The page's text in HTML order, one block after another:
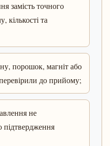
замість точного
кількості та
порошок, магніт або
до прийому;
не
підтвердження